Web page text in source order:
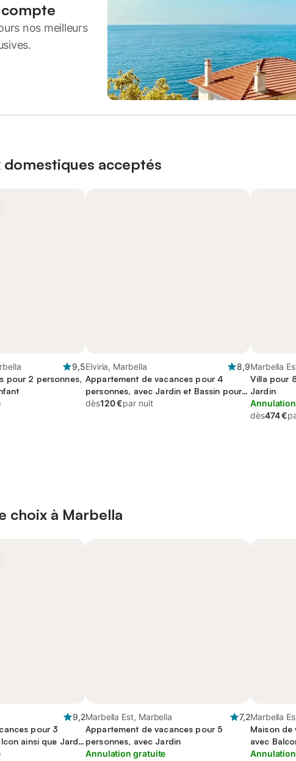
compte
nos meilleurs
domestiques acceptés
9,5
pour 2 personnes,
Elviria, Marbella
8,9
Appartement de vacances pour 4
personnes, avec Jardin et Bassin pour
enfant
dès120 €par nuit
Marbella
Villa pour
Jardin
dès474 €
choix à Marbella
9,2
pour 3
ainsi que Jardin
Marbella Est, Marbella
7,2
Appartement de vacances pour 5
personnes, avec Jardin
Annulation gratuite
Marbella
Maison de
avec